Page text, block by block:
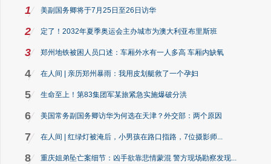
1 美副国务卿将于7月25日至26日访华
2 定了！2032年夏季奥运会主办城市为澳大利亚布里斯班
3 郑州地铁被困人员口述：车厢外水有一人多高 车厢内缺氧
4 在人间 | 亲历郑州暴雨：我用皮划艇救了一个孕妇
5 生命至上！第83集团军某旅紧急实施爆破分洪
6 美国常务副国务卿访华为何选在天津？外交部：两个原因
7 在人间 | 红绿灯被淹后，小男孩在路口指路，7位摄影师...
8 重庆姐弟坠亡案细节：凶手欲靠悲情蒙混 警方现场勘察发现...